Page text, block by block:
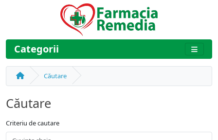
Categorii
Căutare
Căutare
Criteriu de cautare